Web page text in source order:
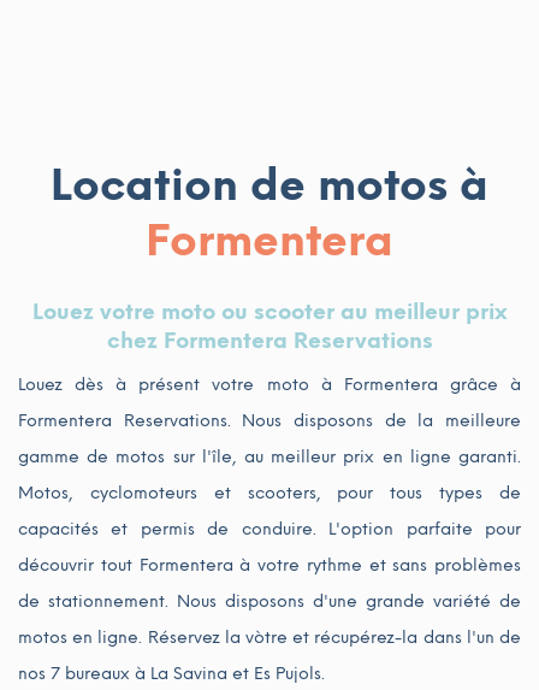
Location de motos à
Formentera
Louez votre moto ou scooter au meilleur prix
chez Formentera Reservations
Louez dès à présent votre moto à Formentera grâce à
Formentera Reservations. Nous disposons de la meilleure
gamme de motos sur l'île, au meilleur prix en ligne garanti.
Motos, cyclomoteurs et scooters, pour tous types de
capacités et permis de conduire. L'option parfaite pour
découvrir tout Formentera à votre rythme et sans problèmes
de stationnement. Nous disposons d'une grande variété de
motos en ligne. Réservez la vòtre et récupérez-la dans l'un de
nos 7 bureaux à La Savina et Es Pujols.